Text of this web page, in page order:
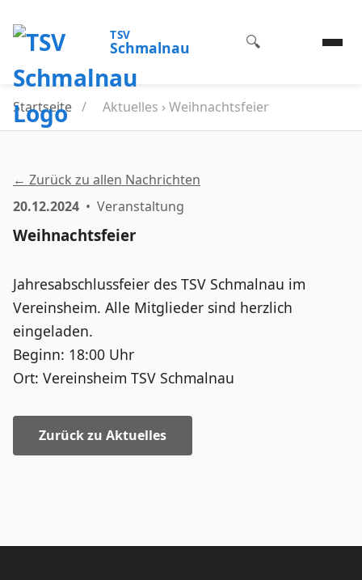
TSV
Schmalnau 🔍
Startseite / Aktuelles › Weihnachtsfeier
← Zurück zu allen Nachrichten
20.12.2024 • Veranstaltung
Weihnachtsfeier
Jahresabschlussfeier des TSV Schmalnau im
Vereinsheim. Alle Mitglieder sind herzlich
eingeladen.
Beginn: 18:00 Uhr
Ort: Vereinsheim TSV Schmalnau
Zurück zu Aktuelles